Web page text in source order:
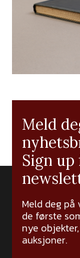
Meld
Sign
Meld deg
de første
nye
auksjoner.